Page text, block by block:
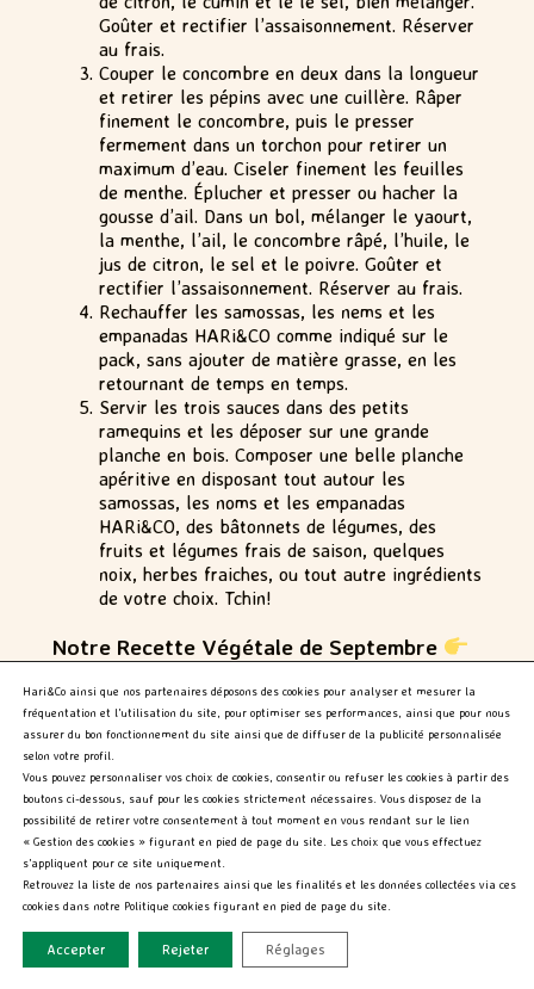
Goûter et rectifier l’assaisonnement. Réserver
au frais.
Couper le concombre en deux dans la longueur
et retirer les pépins avec une cuillère. Râper
finement le concombre, puis le presser
fermement dans un torchon pour retirer un
maximum d’eau. Ciseler finement les feuilles
de menthe. Éplucher et presser ou hacher la
gousse d’ail. Dans un bol, mélanger le yaourt,
la menthe, l’ail, le concombre râpé, l’huile, le
jus de citron, le sel et le poivre. Goûter et
rectifier l’assaisonnement. Réserver au frais.
Rechauffer les samossas, les nems et les
empanadas HARi&CO comme indiqué sur le
pack, sans ajouter de matière grasse, en les
retournant de temps en temps.
Servir les trois sauces dans des petits
ramequins et les déposer sur une grande
planche en bois. Composer une belle planche
apéritive en disposant tout autour les
samossas, les noms et les empanadas
HARi&CO, des bâtonnets de légumes, des
fruits et légumes frais de saison, quelques
noix, herbes fraiches, ou tout autre ingrédients
de votre choix. Tchin!
Notre Recette Végétale de Septembre
Hari&Co ainsi que nos partenaires déposons des cookies pour analyser et mesurer la
fréquentation et l’utilisation du site, pour optimiser ses performances, ainsi que pour nous
assurer du bon fonctionnement du site ainsi que de diffuser de la publicité personnalisée
selon votre profil.
Vous pouvez personnaliser vos choix de cookies, consentir ou refuser les cookies à partir des
boutons ci-dessous, sauf pour les cookies strictement nécessaires. Vous disposez de la
possibilité de retirer votre consentement à tout moment en vous rendant sur le lien
« Gestion des cookies » figurant en pied de page du site. Les choix que vous effectuez
s’appliquent pour ce site uniquement.
Retrouvez la liste de nos partenaires ainsi que les finalités et les données collectées via ces
cookies dans notre Politique cookies figurant en pied de page du site.
Accepter Rejeter Réglages